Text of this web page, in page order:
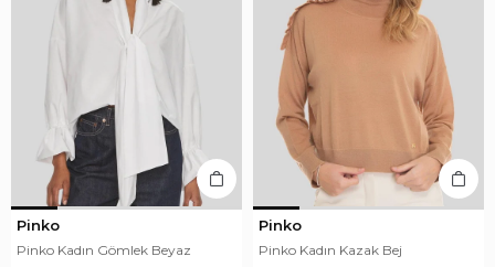
Pinko
Pinko Kadın Gömlek Beyaz
Pinko
Pinko Kadın Kazak Bej